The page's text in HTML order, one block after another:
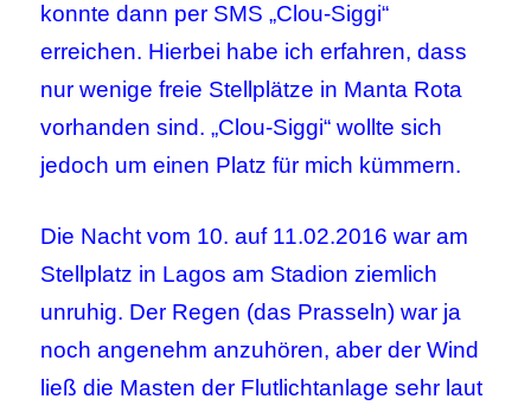
konnte dann per SMS „Clou-Siggi“
erreichen. Hierbei habe ich erfahren, dass
nur wenige freie Stellplätze in Manta Rota
vorhanden sind. „Clou-Siggi“ wollte sich
jedoch um einen Platz für mich kümmern.
Die Nacht vom 10. auf 11.02.2016 war am
Stellplatz in Lagos am Stadion ziemlich
unruhig. Der Regen (das Prasseln) war ja
noch angenehm anzuhören, aber der Wind
ließ die Masten der Flutlichtanlage sehr laut